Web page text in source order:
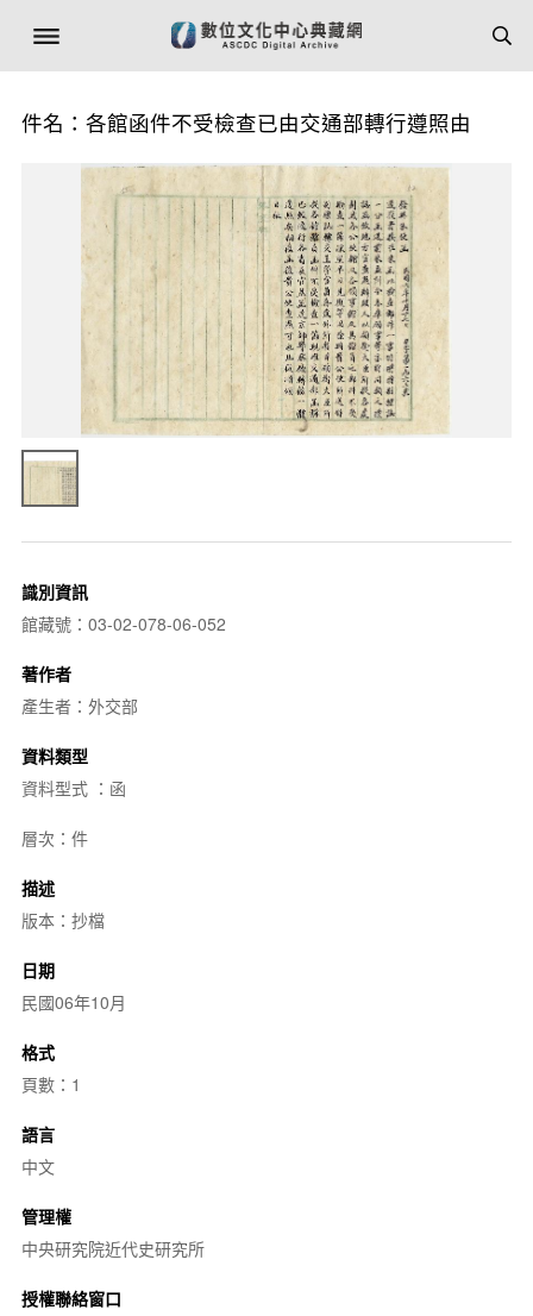
件名：各館函件不受檢查已由交通部轉行遵照由
識別資訊
館藏號：03-02-078-06-052
著作者
產生者：外交部
資料類型
資料型式 ：函
層次：件
描述
版本：抄檔
日期
民國06年10月
格式
頁數：1
語言
中文
管理權
中央研究院近代史研究所
授權聯絡窗口